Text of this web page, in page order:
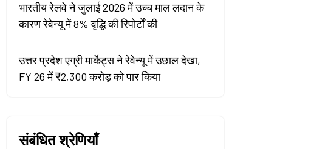
भारतीय रेलवे ने जुलाई 2026 में उच्च माल लदान के
कारण रेवेन्यू में 8% वृद्धि की रिपोर्टों की
उत्तर प्रदेश एग्री मार्केट्स ने रेवेन्यू में उछाल देखा,
FY 26 में ₹2,300 करोड़ को पार किया
संबंधित श्रेणियाँ